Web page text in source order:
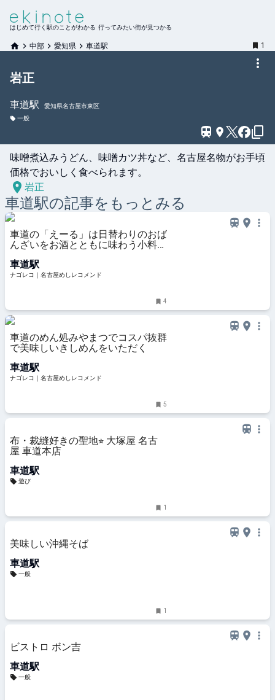
はじめて行く駅のことがわかる 行ってみたい街が見つかる
中部 愛知県 車道駅 1
岩正
車道駅
愛知県名古屋市東区
一般
味噌煮込みうどん、味噌カツ丼など、名古屋名物がお手頃
価格でおいしく食べられます。
岩正
車道駅の記事をもっとみる
車道の「えーる」は日替わりのおば
んざいをお酒とともに味わう小料理
車道駅
ナゴレコ｜名古屋めしレコメンド
4
車道のめん処みやまつでコスパ抜群
で美味しいきしめんをいただく
車道駅
ナゴレコ｜名古屋めしレコメンド
5
布・裁縫好きの聖地⭐︎ 大塚屋 名古
屋 車道本店
車道駅
遊び
1
美味しい沖縄そば
車道駅
一般
1
ビストロ ボン吉
車道駅
一般